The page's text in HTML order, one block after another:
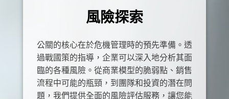
風險探索
公關的核心在於危機管理時的預先準備。透
過戰國策的指導，企業可以深入地分析其面
臨的各種風險。從商業模型的脆弱點、銷售
流程中可能的瓶頸，到團隊和投資的潛在問
題，我們提供全面的風險評估服務，讓您能